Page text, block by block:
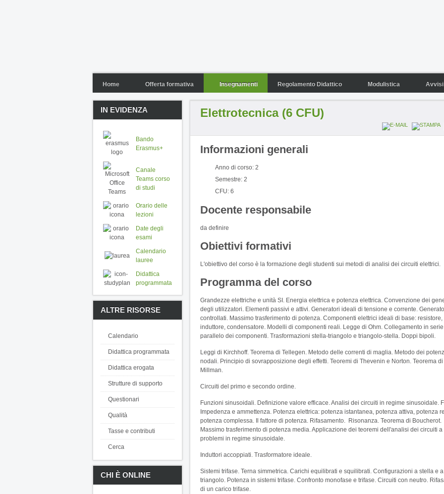
Home Offerta formativa Insegnamenti Regolamento Didattico Modulistica Avvisi
Elettrotecnica (6 CFU)
Informazioni generali
Anno di corso: 2
Semestre: 2
CFU: 6
Docente responsabile
da definire
Obiettivi formativi
L'obiettivo del corso è la formazione degli studenti sui metodi di analisi dei circuiti elettrici.
Programma del corso
Grandezze elettriche e unità SI. Energia elettrica e potenza elettrica. Convenzione dei
degli utilizzatori. Elementi passivi e attivi. Generatori ideali di tensione e corrente.
controllati. Massimo trasferimento di potenza. Componenti elettrici ideali di base: resistore,
induttore, condensatore. Modelli di componenti reali. Legge di Ohm. Collegamento in
parallelo dei componenti. Trasformazioni stella-triangolo e triangolo-stella. Doppi bipoli.
Leggi di Kirchhoff. Teorema di Tellegen. Metodo delle correnti di maglia. Metodo dei
nodali. Principio di sovrapposizione degli effetti. Teoremi di Thevenin e Norton. Teorema di
Millman.
Circuiti del primo e secondo ordine.
Funzioni sinusoidali. Definizione valore efficace. Analisi dei circuiti in regime sinusoidale.
Impedenza e ammettenza. Potenza elettrica: potenza istantanea, potenza attiva, potenza
potenza complessa. Il fattore di potenza. Rifasamento. Risonanza. Teorema di Boucherot.
Massimo trasferimento di potenza media. Applicazione dei teoremi dell'analisi dei circuiti a
problemi in regime sinusoidale.
Induttori accoppiati. Trasformatore ideale.
Sistemi trifase. Terna simmetrica. Carichi equilibrati e squilibrati. Configurazioni a stella e a
triangolo. Potenza in sistemi trifase. Confronto monofase e trifase. Circuiti con neutro.
di un carico trifase.
IN EVIDENZA
Bando
Erasmus+
Canale
Teams corso
di studi
Orario delle
lezioni
Date degli
esami
Calendario
lauree
Didattica
programmata
ALTRE RISORSE
Calendario
Didattica programmata
Didattica erogata
Strutture di supporto
Questionari
Qualità
Tasse e contributi
Cerca
CHI È ONLINE